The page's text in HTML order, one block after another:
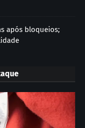
após bloqueios;